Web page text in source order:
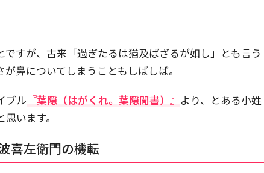
すが、古来「過ぎたるは猶及ばざるが如し」とも言う
鼻についてしまうこともしばしば。
ブル 『葉隠（はがくれ。葉隠聞書）』 より、とある小姓
います。
喜左衛門の機転